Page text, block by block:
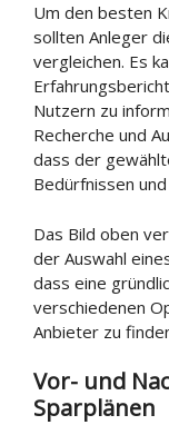
Um den besten
sollten Anleger
vergleichen. Es
Nutzern zu
Recherche und
dass der
Bedürfnissen
Das Bild oben
der Auswahl
dass eine
verschiedenen
Anbieter zu
Vor- und
Sparplänen